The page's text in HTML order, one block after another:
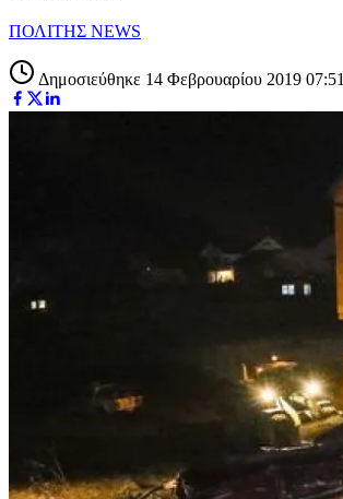
ΠΟΛΙΤΗΣ NEWS
Δημοσιεύθηκε 14 Φεβρουαρίου 2019 07:51